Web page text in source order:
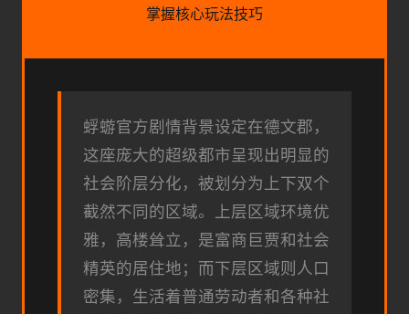
掌握核心玩法技巧
蜉蝣官方剧情背景设定在德文郡，
这座庞大的超级都市呈现出明显的
社会阶层分化，被划分为上下双个
截然不同的区域。上层区域环境优
雅，高楼耸立，是富商巨贾和社会
精英的居住地；而下层区域则人口
密集，生活着普通劳动者和各种社